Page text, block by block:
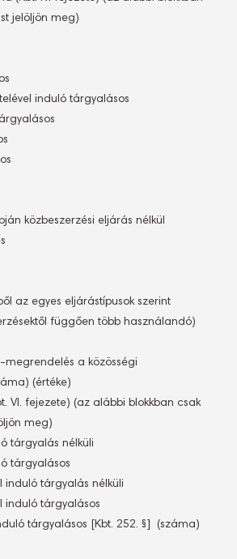
jelöljön meg)
induló tárgyalásos
közbeszerzési eljárás nélkül
egyes eljárástípusok szerint
függően több használandó)
megrendelés a közösségi
(értéke)
VI. fejezete) (az alábbi blokkban csak
meg)
tárgyalás nélküli
tárgyalásos
induló tárgyalás nélküli
induló tárgyalásos
tárgyalásos [Kbt. 252. §]  (száma)